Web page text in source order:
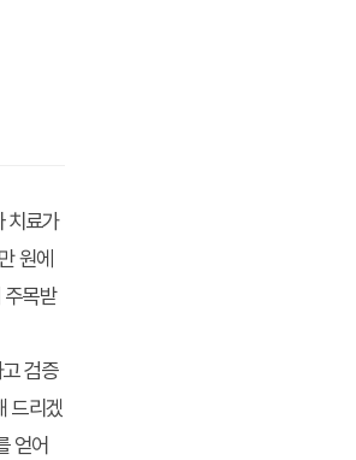
치료가
원에
주목받
검증
드리겠
얻어